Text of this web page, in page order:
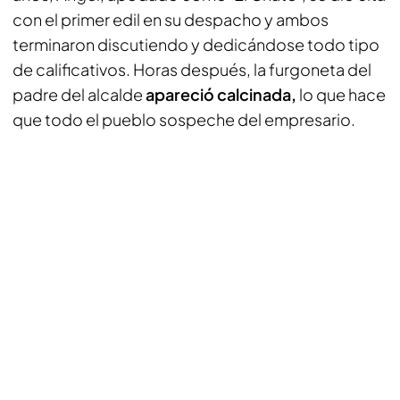
con el primer edil en su despacho y ambos
terminaron discutiendo y dedicándose todo tipo
de calificativos. Horas después, la furgoneta del
padre del alcaldeapareció calcinada, lo que hace
que todo el pueblo sospeche del empresario.